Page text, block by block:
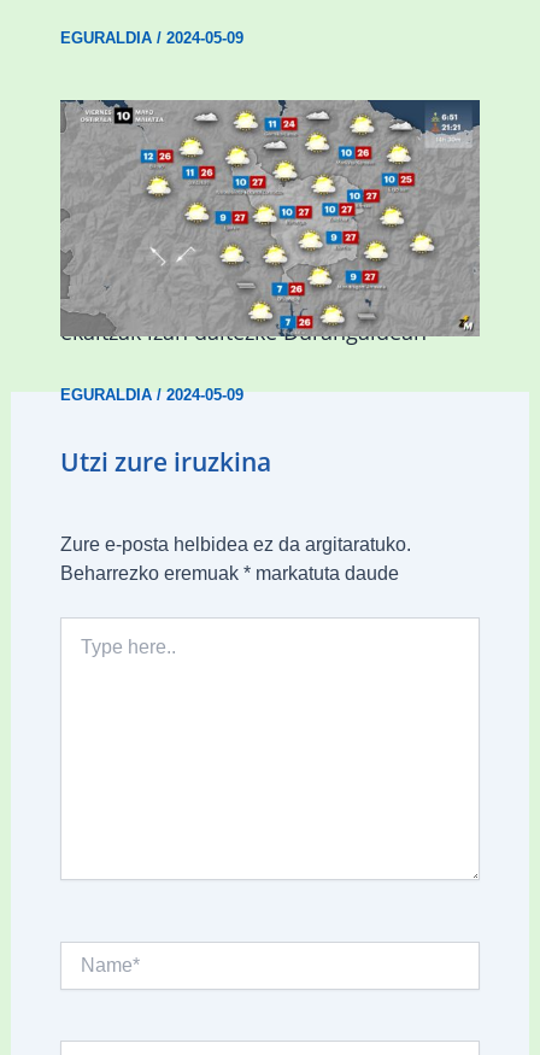
EGURALDIA/ 2024-05-09
Asteburuan 25 gradu baino gehiago eta
ekaitzak izan daitezke Durangaldean
EGURALDIA/2024-05-09
Utzi zure iruzkina
Zure e-posta helbidea ez da argitaratuko.
Beharrezko eremuak *markatuta daude
here..